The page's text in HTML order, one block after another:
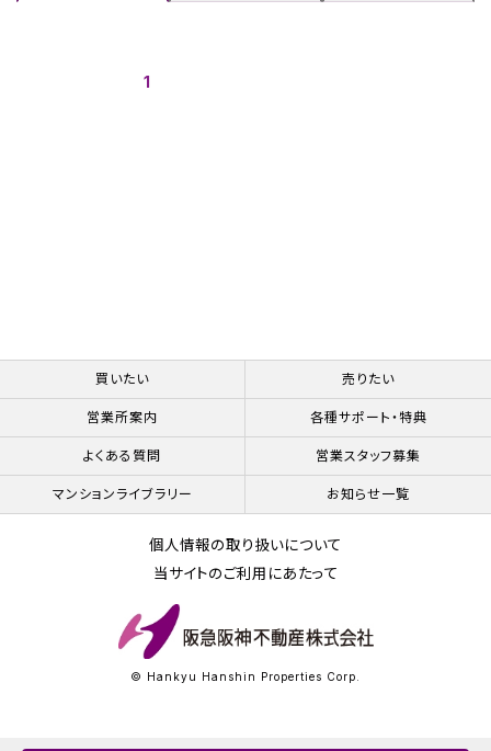
1
買いたい 売りたい
営業所案内 各種サポート・特典
よくある質問 営業スタッフ募集
マンションライブラリー お知らせ一覧
個人情報の取り扱いについて
当サイトのご利用にあたって
© Hankyu Hanshin Properties Corp.